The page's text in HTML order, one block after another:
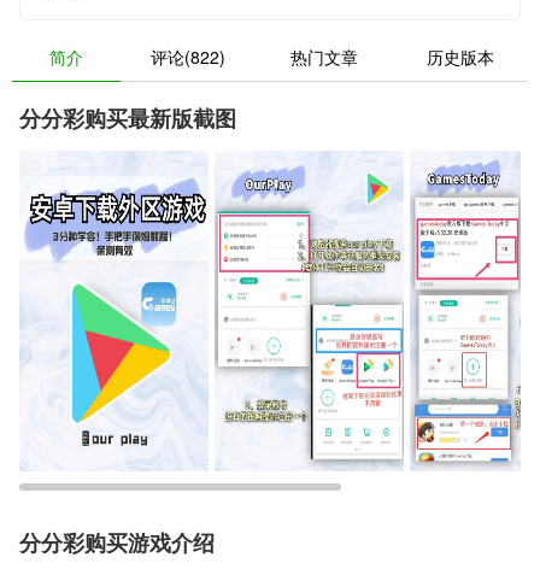
简介 评论(822) 热门文章 历史版本
分分彩购买最新版截图
分分彩购买游戏介绍